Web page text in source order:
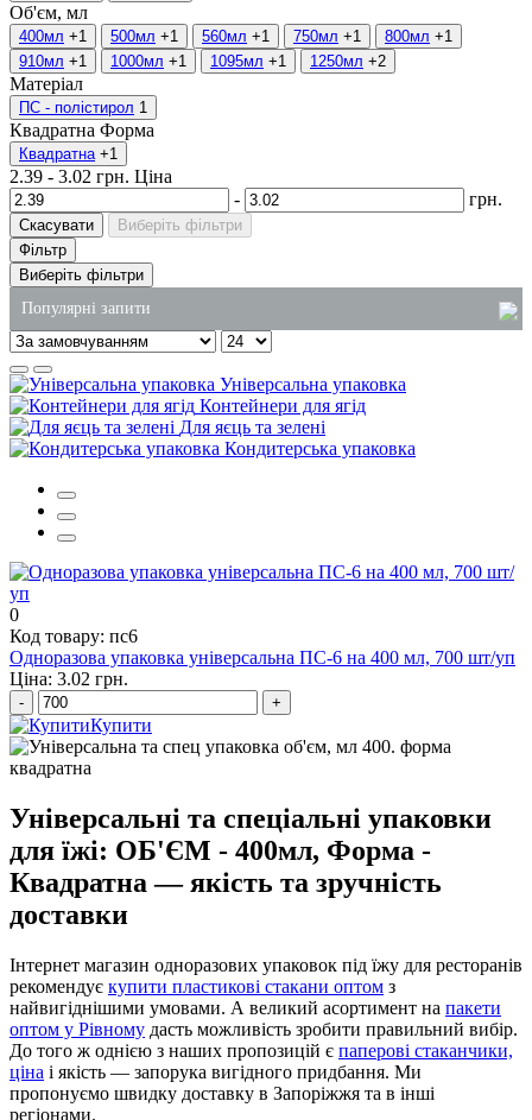
Об'єм, мл
400мл +1 500мл +1 560мл +1 750мл +1 800мл +1
910мл +1 1000мл +1 1095мл +1 1250мл +2
Матеріал
ПС - полістирол 1
Квадратна Форма
Квадратна +1
2.39 - 3.02 грн. Ціна
-
грн.
Скасувати
Виберіть фільтри
Фільтр
Виберіть фільтри
Популярні запити
поліетиленові пакети опт
контейнер для ягід
упаковка тістечок
замовлення крафт пакетів
паперові рушники купити київ
Універсальна упаковка
Контейнери для ягід
Для яєць та зелені
Кондитерська упаковка
0
Код товару: пс6
Одноразова упаковка універсальна ПС-6 на 400 мл, 700 шт/уп
Ціна: 3.02 грн.
- +
Купити
Універсальні та спеціальні упаковки
для їжі: ОБ'ЄМ - 400мл, Форма -
Квадратна — якість та зручність
доставки
Інтернет магазин одноразових упаковок під їжу для ресторанів
рекомендує купити пластикові стакани оптом з
найвигіднішими умовами. А великий асортимент на пакети
оптом у Рівному дасть можливість зробити правильний вибір.
До того ж однією з наших пропозицій є паперові стаканчики,
ціна і якість — запорука вигідного придбання. Ми
пропонуємо швидку доставку в Запоріжжя та в інші
регіонами.